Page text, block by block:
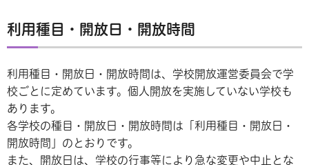
利用種目・開放日・開放時間
利用種目・開放日・開放時間は、学校開放運営委員会で学
校ごとに定めています。個人開放を実施していない学校も
あります。
各学校の種目・開放日・開放時間は「利用種目・開放日・
開放時間」のとおりです。
また、開放日は、学校の行事等により急な変更や中止とな